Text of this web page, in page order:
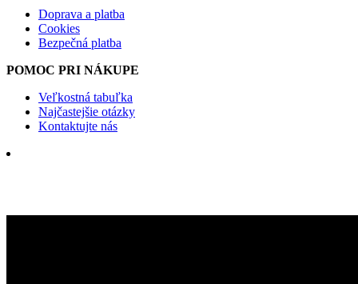
Doprava a platba
Cookies
Bezpečná platba
POMOC PRI NÁKUPE
Veľkostná tabuľka
Najčastejšie otázky
Kontaktujte nás